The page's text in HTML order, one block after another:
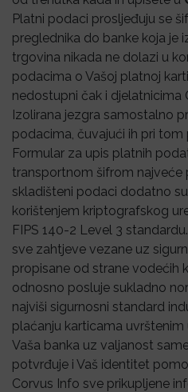
Platni podaci prosljeđuju se
preglednika do banke koja je
trgovina nikada ne dolazi u
podacima o Vašoj platnoj
nedostupni čak i djelatnicima
Izolirana jezgra samostalno
podacima, čuvajući ih pri tom
Formular za upis platnih
transportnom šifrom najveće
skladišteni podaci dodatno
korištenjem kriptografskog
FIPS 140-2 Level 3
sve zahtjeve vezane uz
propisane od strane vodećih
odnosno posluje sukladno
najviši sigurnosni standard
plaćanju karticama
Vaša banka uz valjanost
potvrđuje i Vaš identitet
Corvus Info sve prikupljene